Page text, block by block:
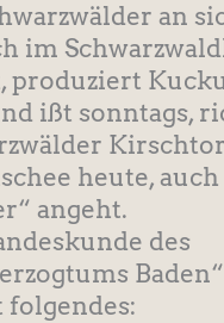
an
im
produziert
ißt sonntags,
heute, auch
angeht.
des
folgendes: